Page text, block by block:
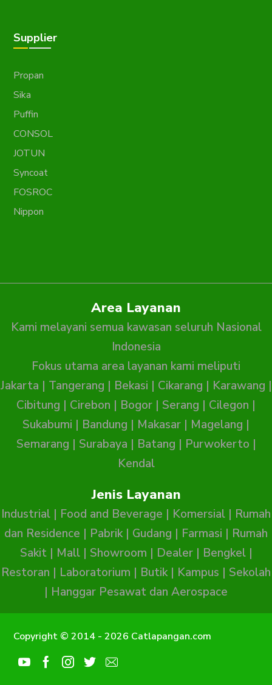
Supplier
Propan
Sika
Puffin
CONSOL
JOTUN
Syncoat
FOSROC
Nippon
Area Layanan
Kami melayani semua kawasan seluruh Nasional
Indonesia
Fokus utama area layanan kami meliputi
Jakarta | Tangerang | Bekasi | Cikarang | Karawang |
Cibitung | Cirebon | Bogor | Serang | Cilegon |
Sukabumi | Bandung | Makasar | Magelang |
Semarang | Surabaya | Batang | Purwokerto |
Kendal
Jenis Layanan
Industrial | Food and Beverage | Komersial | Rumah
dan Residence | Pabrik| Gudang | Farmasi | Rumah
Sakit| Mall| Showroom | Dealer| Bengkel|
Restoran | Laboratorium | Butik| Kampus | Sekolah
| Hanggar Pesawat dan Aerospace
Copyright © 2014 - 2026 Catlapangan.com